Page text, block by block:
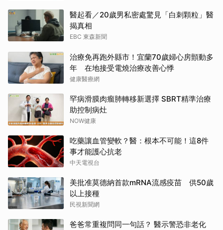
醫起看／20歲男私密處驚見「白刺顆粒」醫
揭真相
EBC 東森新聞
治療免再跑外縣市！宜蘭70歲婦心房顫動多
年 在地接受電燒治療改善心悸
健康醫療網
罕病滑膜肉瘤肺轉移新選擇 SBRT精準治療
助控制病灶
NOW健康
吃藥讓血管變軟？醫：根本不可能！這8件
事才能護心抗老
中天電視台
美批准莫德納首款mRNA流感疫苗 供50歲
以上接種
民視新聞網
爸爸常重複問同一句話？ 醫示警恐非老化